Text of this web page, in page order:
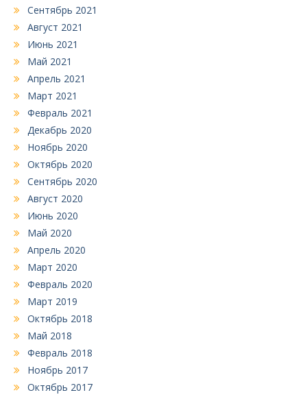
Сентябрь 2021
Август 2021
Июнь 2021
Май 2021
Апрель 2021
Март 2021
Февраль 2021
Декабрь 2020
Ноябрь 2020
Октябрь 2020
Сентябрь 2020
Август 2020
Июнь 2020
Май 2020
Апрель 2020
Март 2020
Февраль 2020
Март 2019
Октябрь 2018
Май 2018
Февраль 2018
Ноябрь 2017
Октябрь 2017